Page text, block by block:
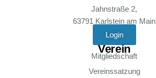
Jahnstraße 2,
63791 Karlstein am Main
Login
Verein
Mitgliedschaft
Vereinssatzung